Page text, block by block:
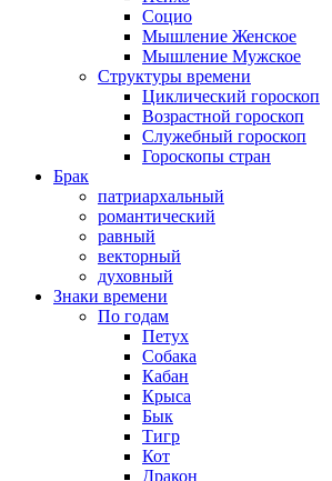
Социо
Мышление Женское
Мышление Мужское
Структуры времени
Циклический гороскоп
Возрастной гороскоп
Служебный гороскоп
Гороскопы стран
Брак
патриархальный
романтический
равный
векторный
духовный
Знаки времени
По годам
Петух
Собака
Кабан
Крыса
Бык
Тигр
Кот
Дракон